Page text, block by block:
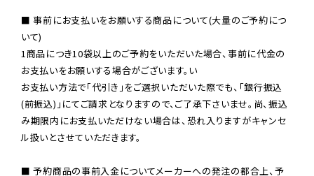
■ 事前にお支払いをお願いする商品について(大量のご予約につ
いて)
1商品につき10袋以上のご予約をいただいた場合、事前に代金の
お支払いをお願いする場合がございます。い
お支払い方法で「代引き」をご選択いただいた際でも、「銀行振込
(前振込)」にてご請求となりますので、ご了承下さいませ。尚、振込
み期限内にお支払いただけない場合は、恐れ入りますがキャンセ
ル扱いとさせていただきます。
■ 予約商品の事前入金についてメーカーへの発注の都合上、予